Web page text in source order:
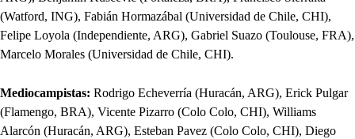
(Watford, ING), Fabián Hormazábal (Universidad de Chile, CHI),
Felipe Loyola (Independiente, ARG), Gabriel Suazo (Toulouse, FRA),
Marcelo Morales (Universidad de Chile, CHI).
Mediocampistas: Rodrigo Echeverría (Huracán, ARG), Erick Pulgar
(Flamengo, BRA), Vicente Pizarro (Colo Colo, CHI), Williams
Alarcón (Huracán, ARG), Esteban Pavez (Colo Colo, CHI), Diego